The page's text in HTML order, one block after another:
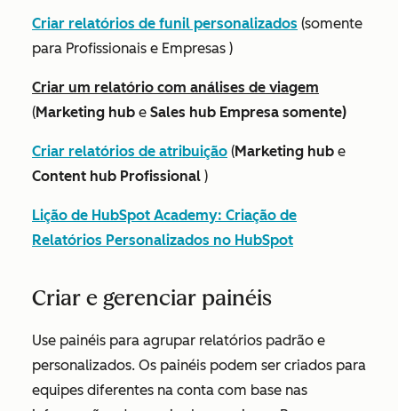
Criar relatórios de funil personalizados (somente
para Profissionais e Empresas )
Criar um relatório com análises de viagem
(Marketing hub e Sales hub Empresa somente)
Criar relatórios de atribuição (Marketing hub e
Content hub Profissional )
Lição de HubSpot Academy: Criação de
Relatórios Personalizados no HubSpot
Criar e gerenciar painéis
Use painéis para agrupar relatórios padrão e
personalizados. Os painéis podem ser criados para
equipes diferentes na conta com base nas